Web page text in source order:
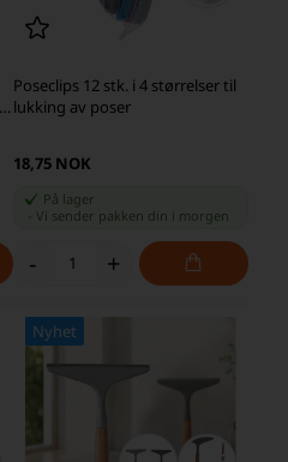
Poseclips 12 stk. i 4 størrelser til
lukking av poser
18,75 NOK
På lager
Vi sender pakken din i morgen
- +
Nyhet